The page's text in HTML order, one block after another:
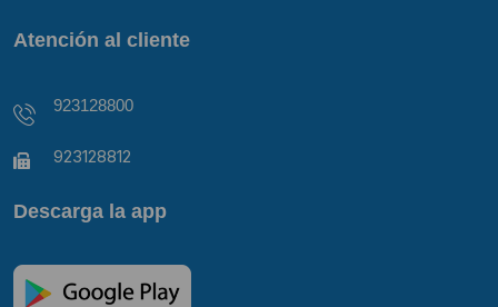
Atención al cliente
923128800
923128812
Descarga la app